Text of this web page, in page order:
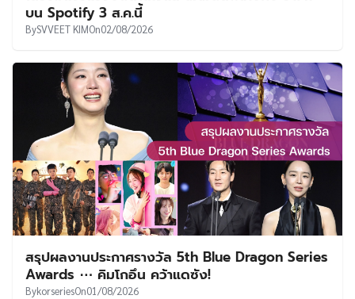
บน Spotify 3 ส.ค.นี้
BySVVEET KIMOn02/08/2026
สรุปผลงานประกาศรางวัล 5th Blue Dragon Series
Awards ⋯ คิมโกอึน คว้าแดซัง!
BykorseriesOn01/08/2026